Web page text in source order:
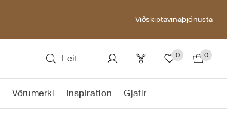
Viðskiptavinaþjónusta
Leit 0 0
Vörumerki Inspiration Gjafir